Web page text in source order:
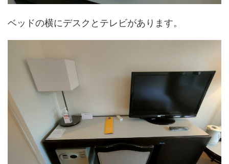
ベッドの横にデスクとテレビがあります。